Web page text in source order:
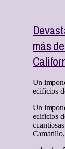
más
Un
edificios
Un
edificios